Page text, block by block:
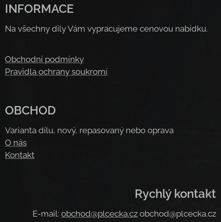
INFORMACE
Na všechny díly Vám vypracujeme cenovou nabídku.
Obchodní podmínky
Pravidla ochrany soukromí
OBCHOD
Varianta dílu, nový, repasovaný nebo oprava
O nás
Kontakt
Rychlý kontakt
E-mail: obchod@plcecka.cz obchod@plcecka.cz